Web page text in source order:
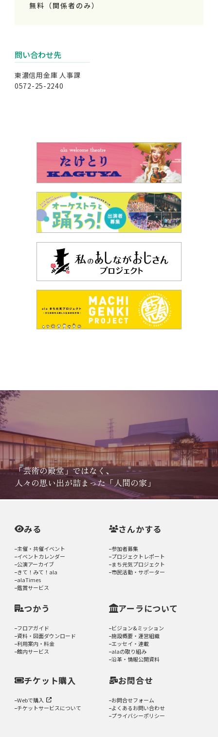
無料（関係者のみ）
問い合わせ先
東濃信用金庫 人事課
0572-25-2240
「芸術の殿堂」ではなく、
人々の思い出が詰まった「人間の家」
みる
主催・共催イベント
イベントカレンダー
公演アーカイブ
きて！みて！ala
alaTimes
鑑賞サービス
さんかする
参加者募集
プロジェクトレポート
まち元気プロジェクト
市民活動・サポーター
つかう
フロアガイド
資料・図面ダウンロード
利用案内・料金
館内サービス
アーラについて
ビジョン&ミッション
施設概要・運営組織
エッセイ・連載
alaの取り組み
沿革・情報公開資料
チケット購入
Webで購入
チケットサービスについて
お問合せ
お問合せフォーム
よくあるお問い合わせ
プライバシーポリシー